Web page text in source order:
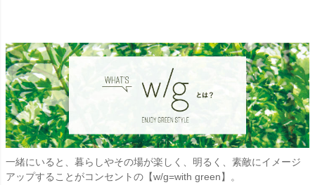
一緒にいると、暮らしやその場が楽しく、明るく、素敵にイメージ
アップすることがコンセントの【w/g=with green】。